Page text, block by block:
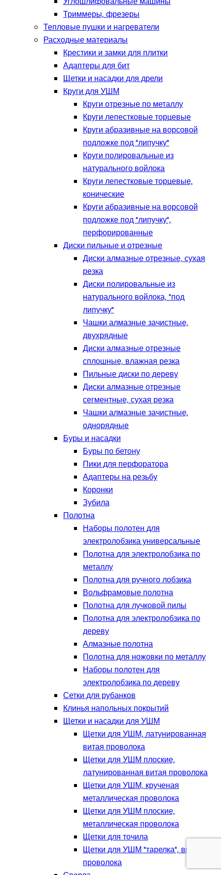
Триммеры, фрезеры
Тепловые пушки и нагреватели
Расходные материалы
Крестики и замки для плитки
Адаптеры для бит
Щетки и насадки для дрели
Круги для УШМ
Круги отрезные по металлу
Круги лепестковые торцевые
Круги абразивные на ворсовой
подложке под "липучку"
Круги полировальные из
натурального войлока
Круги лепестковые торцевые,
конические
Круги абразивные на ворсовой
подложке под "липучку",
перфорированные
Диски пильные и отрезные
Диски алмазные отрезные, сухая
резка
Диски полировальные из
натурального войлока, "под
липучку"
Чашки алмазные зачистные,
двухрядные
Диски алмазные отрезные
сплошные, влажная резка
Пильные диски по дереву
Диски алмазные отрезные
сегментные, сухая резка
Чашки алмазные зачистные,
однорядные
Буры и насадки
Буры по бетону
Пики для перфоратора
Адаптеры на резьбу
Коронки
Зубила
Полотна
Наборы полотен для
электролобзика универсальные
Полотна для электролобзика по
металлу
Полотна для ручного лобзика
Вольфрамовые полотна
Полотна для лучковой пилы
Полотна для электролобзика по
дереву
Алмазные полотна
Полотна для ножовки по металлу
Наборы полотен для
электролобзика по дереву
Сетки для рубанков
Клинья напольных покрытий
Щетки и насадки для УШМ
Щетки для УШМ, латунированная
витая проволока
Щетки для УШМ плоские,
латунированная витая проволока
Щетки для УШМ, крученая
металлическая проволока
Щетки для УШМ плоские,
металлическая проволока
Щетки для точила
Щетки для УШМ "тарелка", витая
проволока